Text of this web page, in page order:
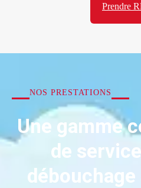
Prendre
NOS PRESTATIONS
Une gamme
de